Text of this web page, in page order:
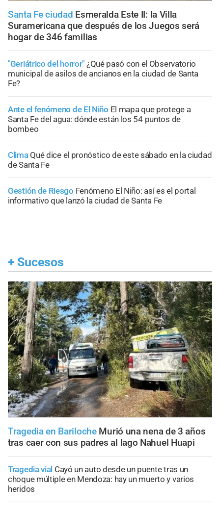
Santa Fe ciudad Esmeralda Este II: la Villa
Suramericana que después de los Juegos será
hogar de 346 familias
"Geriátrico del horror" ¿Qué pasó con el Observatorio
municipal de asilos de ancianos en la ciudad de Santa
Fe?
Ante el fenómeno de El Niño El mapa que protege a
Santa Fe del agua: dónde están los 54 puntos de
bombeo
Clima Qué dice el pronóstico de este sábado en la ciudad
de Santa Fe
Gestión de Riesgo Fenómeno El Niño: así es el portal
informativo que lanzó la ciudad de Santa Fe
+ Sucesos
Tragedia en Bariloche Murió una nena de 3 años
tras caer con sus padres al lago Nahuel Huapi
Tragedia vial Cayó un auto desde un puente tras un
choque múltiple en Mendoza: hay un muerto y varios
heridos